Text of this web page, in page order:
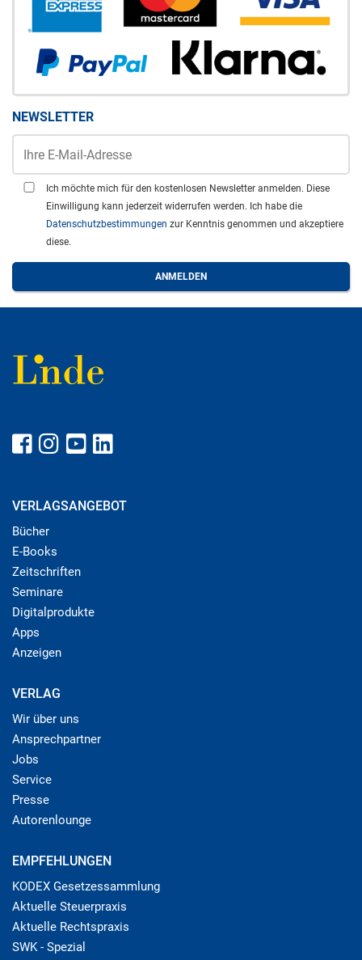
NEWSLETTER
Ich möchte mich für den kostenlosen Newsletter anmelden. Diese
Einwilligung kann jederzeit widerrufen werden. Ich habe die
Datenschutzbestimmungen zur Kenntnis genommen und akzeptiere
diese.
VERLAGSANGEBOT
Bücher
E-Books
Zeitschriften
Seminare
Digitalprodukte
Apps
Anzeigen
VERLAG
Wir über uns
Ansprechpartner
Jobs
Service
Presse
Autorenlounge
EMPFEHLUNGEN
KODEX Gesetzessammlung
Aktuelle Steuerpraxis
Aktuelle Rechtspraxis
SWK - Spezial